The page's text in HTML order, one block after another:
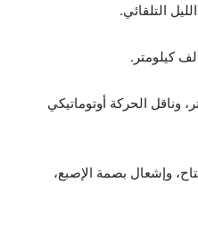
التلقائي.
سعة محرك السيارة 2500 لتر، وناقل الحركة أوتوماتيكي
وإشعال بصمة الإصبع،